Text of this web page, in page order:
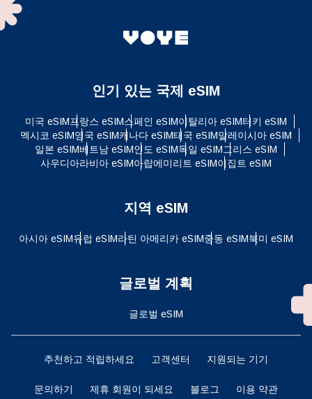
인기 있는 국제 eSIM
미국 eSIM프랑스 eSIM스페인 eSIM이탈리아 eSIM터키 eSIM
멕시코 eSIM영국 eSIM캐나다 eSIM태국 eSIM말레이시아 eSIM
일본 eSIM베트남 eSIM인도 eSIM독일 eSIM그리스 eSIM
사우디아라비아 eSIM아랍에미리트 eSIM이집트 eSIM
지역 eSIM
아시아 eSIM유럽 ​​eSIM라틴 아메리카 eSIM중동 eSIM북미 eSIM
글로벌 계획
글로벌 eSIM
추천하고 적립하세요 고객센터 지원되는 기기
문의하기 제휴 회원이 되세요 블로그 이용 약관